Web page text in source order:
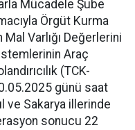
Mücadele Şube
Örgüt Kurma
Varlığı Değerlerini
Araç
(TCK-
günü saat
ve Sakarya illerinde
sonucu 22